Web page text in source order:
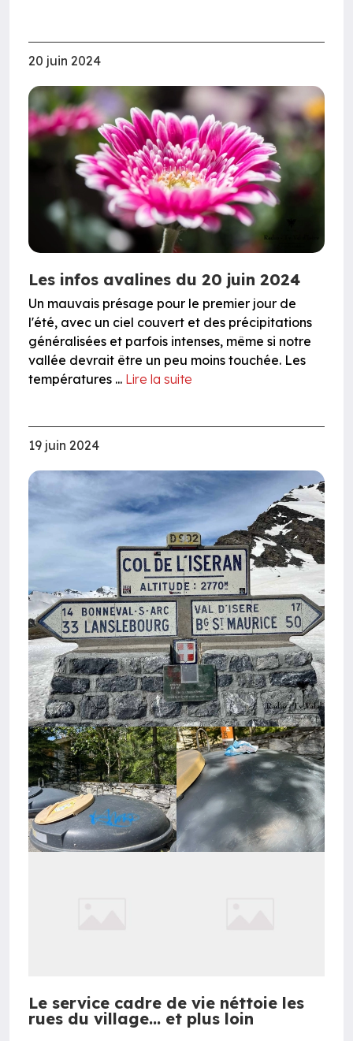
20 juin 2024
Les infos avalines du 20 juin 2024
Un mauvais présage pour le premier jour de
l'été, avec un ciel couvert et des précipitations
généralisées et parfois intenses, même si notre
vallée devrait être un peu moins touchée. Les
températures ... Lire la suite
19 juin 2024
Le service cadre de vie néttoie les
rues du village... et plus loin